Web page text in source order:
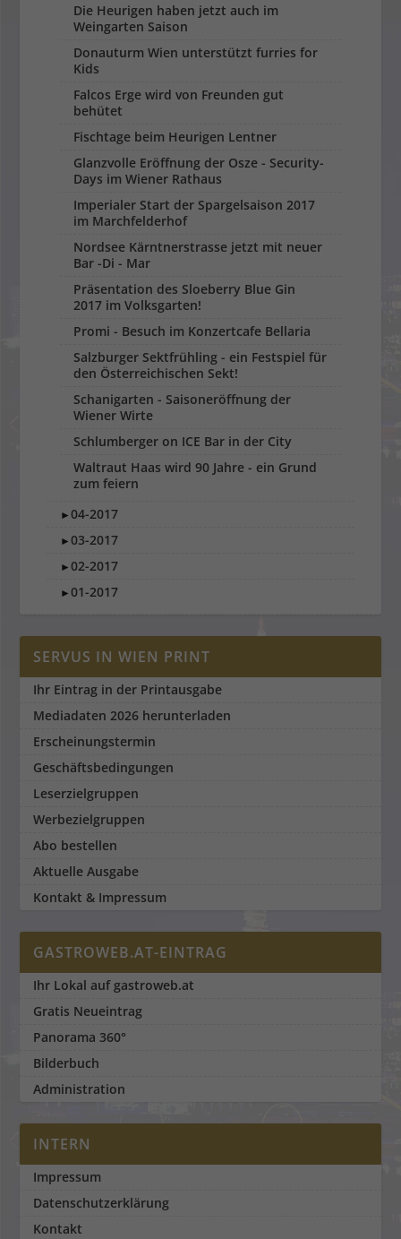
Die Heurigen haben jetzt auch im
Weingarten Saison
Donauturm Wien unterstützt furries for
Kids
Falcos Erge wird von Freunden gut
behütet
Fischtage beim Heurigen Lentner
Glanzvolle Eröffnung der Osze - Security-
Days im Wiener Rathaus
Imperialer Start der Spargelsaison 2017
im Marchfelderhof
Nordsee Kärntnerstrasse jetzt mit neuer
Bar -Di - Mar
Präsentation des Sloeberry Blue Gin
2017 im Volksgarten!
Promi - Besuch im Konzertcafe Bellaria
Salzburger Sektfrühling - ein Festspiel für
den Österreichischen Sekt!
Schanigarten - Saisoneröffnung der
Wiener Wirte
Schlumberger on ICE Bar in der City
Waltraut Haas wird 90 Jahre - ein Grund
zum feiern
►04-2017
►03-2017
►02-2017
►01-2017
SERVUS IN WIEN PRINT
Ihr Eintrag in der Printausgabe
Mediadaten 2026 herunterladen
Erscheinungstermin
Geschäftsbedingungen
Leserzielgruppen
Werbezielgruppen
Abo bestellen
Aktuelle Ausgabe
Kontakt & Impressum
GASTROWEB.AT-EINTRAG
Ihr Lokal auf gastroweb.at
Gratis Neueintrag
Panorama 360°
Bilderbuch
Administration
INTERN
Impressum
Datenschutzerklärung
Kontakt